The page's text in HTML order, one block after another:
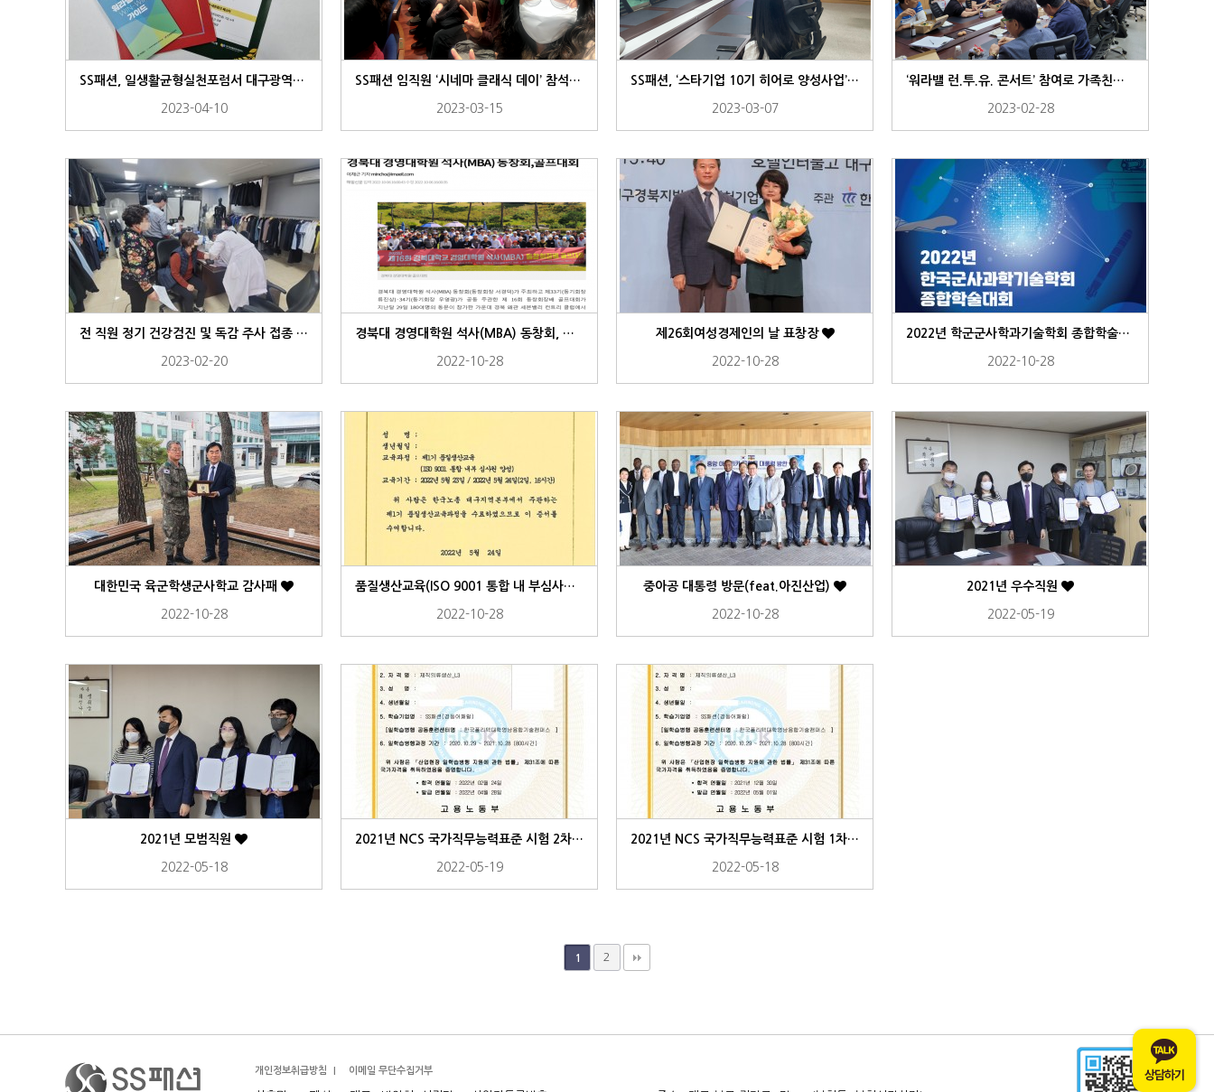
SS패션, 일생활균형실천포럼서 대구광역시장 표창 수상
2023-04-10
SS패션 임직원 ‘시네마 클래식 데이’ 참석으로 뜻깊은 문화생활
2023-03-15
SS패션, ‘스타기업 10기 히어로 양성사업’ 참여.
2023-03-07
‘워라밸 런.투.유. 콘서트’ 참여로 가족친화경영 선도
2023-02-28
전 직원 정기 건강검진 및 독감 주사 접종 실시.
2023-02-20
경북대 경영대학원 석사(MBA) 동창회, 골프대회 개최
2022-10-28
제26회여성경제인의 날 표창장
2022-10-28
2022년 학군군사학과기술학회 종합학술대회
2022-10-28
대한민국 육군학생군사학교 감사패
2022-10-28
품질생산교육(ISO 9001 통합 내 부심사원 양성)
2022-10-28
중아공 대통령 방문(feat.아진산업)
2022-10-28
2021년 우수직원
2022-05-19
2021년 모범직원
2022-05-18
2021년 NCS 국가직무능력표준 시험 2차 합격자
2022-05-19
2021년 NCS 국가직무능력표준 시험 1차 합격자
2022-05-18
1 2
개인정보취급방침 이메일 무단수집거부